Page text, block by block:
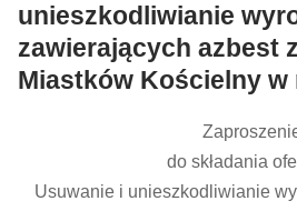
unieszkodliwianie
zawierających azbest
Miastków Kościelny w
do składania
Usuwanie i unieszkodliwianie